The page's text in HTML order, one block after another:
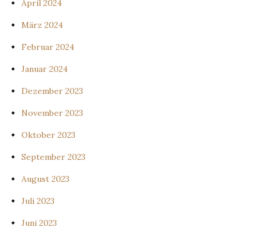
April 2024
März 2024
Februar 2024
Januar 2024
Dezember 2023
November 2023
Oktober 2023
September 2023
August 2023
Juli 2023
Juni 2023